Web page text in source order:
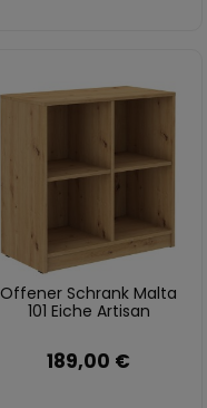
Offener Schrank Malta
101 Eiche Artisan
189,00 €